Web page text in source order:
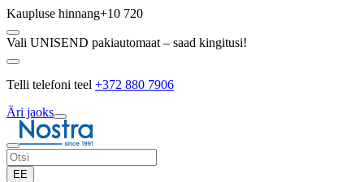
Kaupluse hinnang+10 720
Vali UNISEND pakiautomaat – saad kingitusi!
Telli telefoni teel +372 880 7906
Äri jaoks
EE